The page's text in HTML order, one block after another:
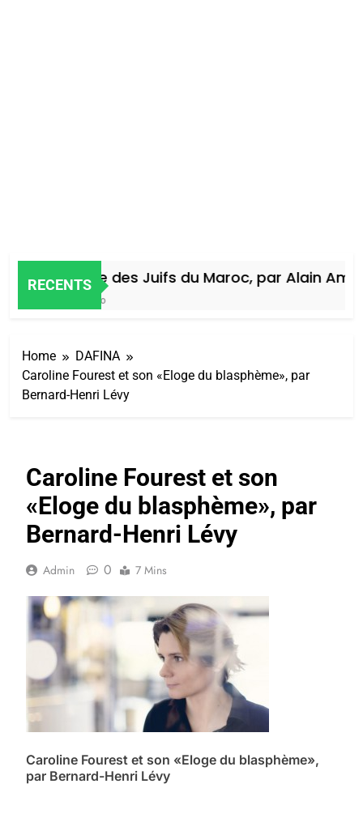
RECENTS
Histoire des Juifs du Maroc, par Alain Amiel
Home
DAFINA
Caroline Fourest et son «Eloge du blasphème», par
Bernard-Henri Lévy
Caroline Fourest et son
«Eloge du blasphème», par
Bernard-Henri Lévy
Admin 0 7 Mins
Caroline Fourest et son «Eloge du blasphème»,
par Bernard-Henri Lévy